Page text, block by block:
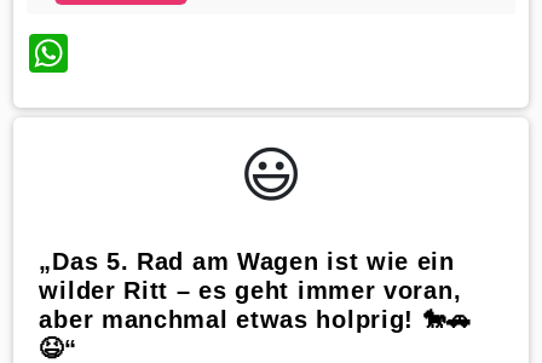
WhatsApp
😃️
„Das 5. Rad am Wagen ist wie ein
wilder Ritt – es geht immer voran,
aber manchmal etwas holprig! 🐎🚗
😆“